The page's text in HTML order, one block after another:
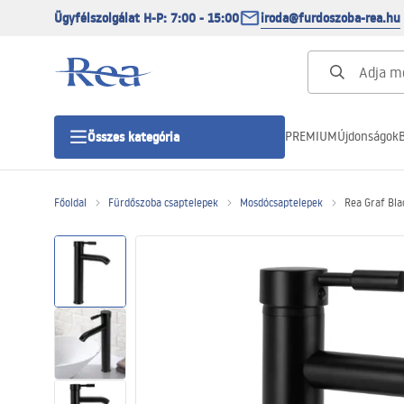
Ügyfélszolgálat H-P: 7:00 - 15:00 iroda@furdoszoba-rea.hu
Összes kategória
Zuhanytálcák
Zuhanylefolyók
PREMIUMÚjdonságok
Főoldal Fürdőszoba csaptelepek Mosdócsaptelepek Rea Graf